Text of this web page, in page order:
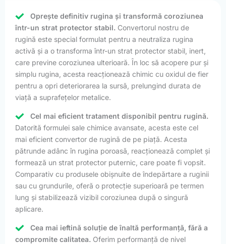
Oprește definitiv rugina și transformă coroziunea
într-un strat protector stabil. Convertorul nostru de
rugină este special formulat pentru a neutraliza rugina
activă și a o transforma într-un strat protector stabil, inert,
care previne coroziunea ulterioară. În loc să acopere pur și
simplu rugina, acesta reacționează chimic cu oxidul de fier
pentru a opri deteriorarea la sursă, prelungind durata de
viață a suprafețelor metalice.
Cel mai eficient tratament disponibil pentru rugină.
Datorită formulei sale chimice avansate, acesta este cel
mai eficient convertor de rugină de pe piață. Acesta
pătrunde adânc în rugina poroasă, reacționează complet și
formează un strat protector puternic, care poate fi vopsit.
Comparativ cu produsele obișnuite de îndepărtare a ruginii
sau cu grundurile, oferă o protecție superioară pe termen
lung și stabilizează vizibil coroziunea după o singură
aplicare.
Cea mai ieftină soluție de înaltă performanță, fără a
compromite calitatea. Oferim performanță de nivel